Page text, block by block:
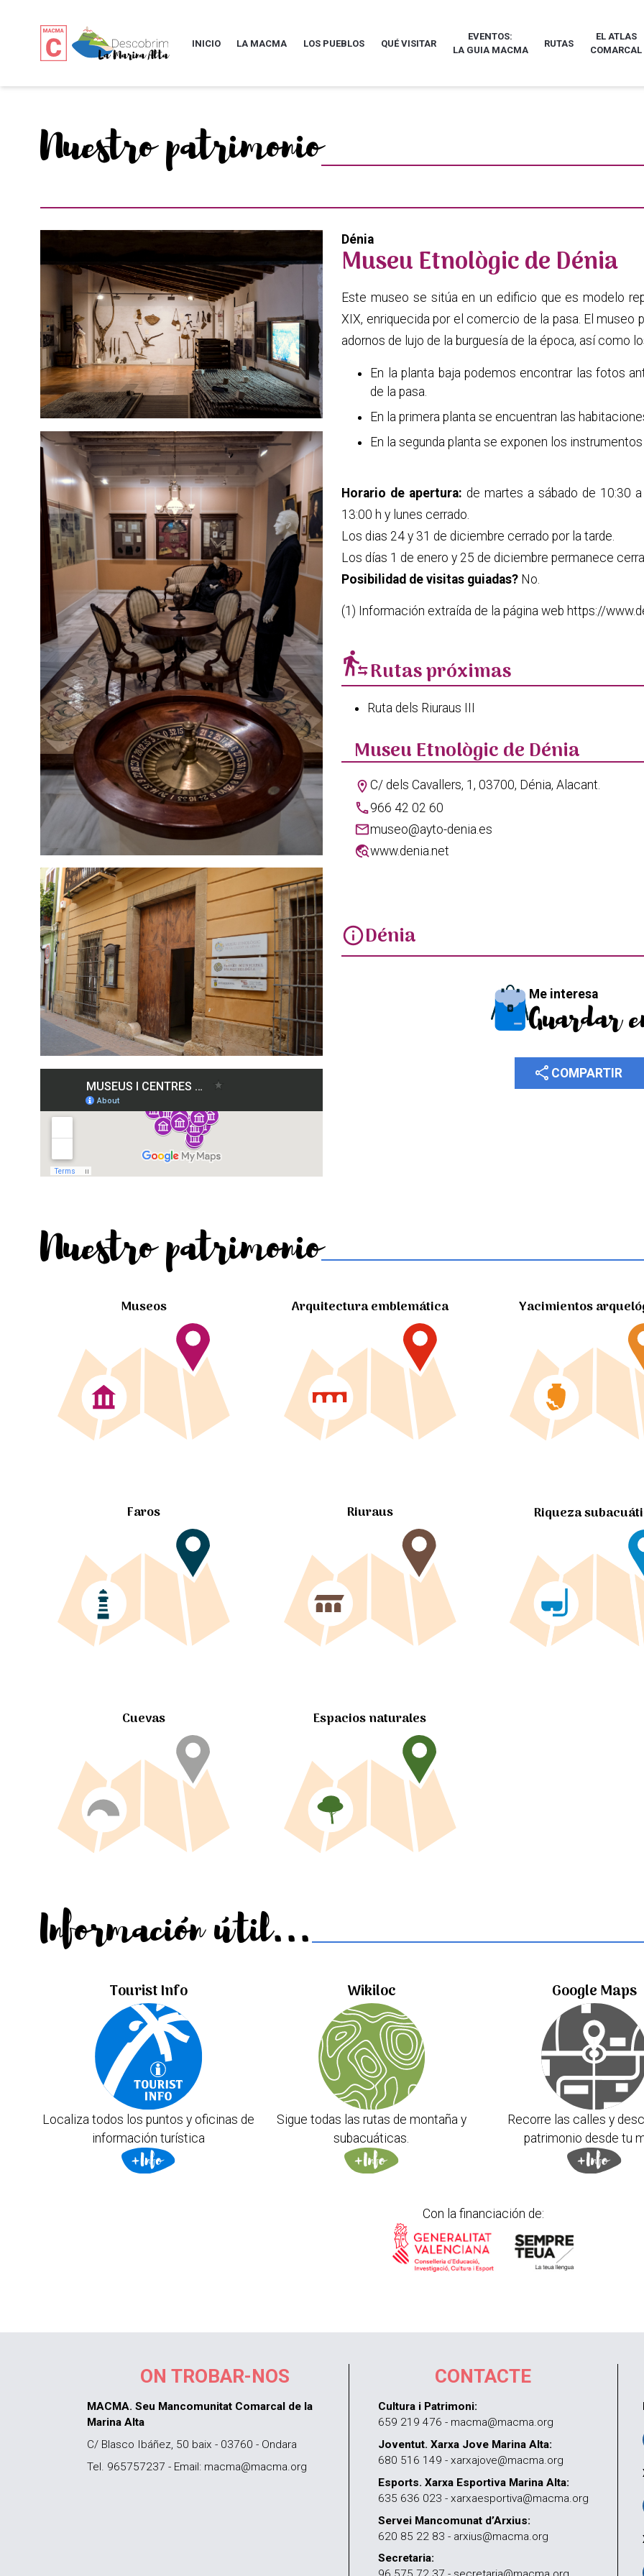
INICIO LA MACMA LOS PUEBLOS QUÉ VISITAR
EVENTOS:
LA GUIA MACMA
RUTAS
EL ATLAS
COMARCAL
Nuestro patrimonio
Dénia
Museu Etnològic de Dénia
Este museo se sitúa en un edificio que es modelo
XIX, enriquecida por el comercio de la pasa. El
adornos de lujo de la burguesía de la época, así como
En la planta baja podemos encontrar las fotos
de la pasa.
En la primera planta se encuentran las
En la segunda planta se exponen los
Horario de apertura: de martes a sábado de 10:30
13:00 h y lunes cerrado.
Los dias 24 y 31 de diciembre cerrado por la tarde.
Los días 1 de enero y 25 de diciembre permanece
Posibilidad de visitas guiadas? No.
(1) Información extraída de la página web https://
transfer_within_a_stationRutas próximas
Ruta dels Riuraus III
Museu Etnològic de Dénia
location_onC/ dels Cavallers, 1, 03700, Dénia, Alacant.
phone966 42 02 60
mailmuseo@ayto-denia.es
travel_explorewww.denia.net
infoDénia
Me interesa
Guardar
share COMPARTIR
Nuestro patrimonio
Museos Arquitectura emblemática Yacimientos
Faros Riuraus Riqueza
Cuevas Espacios naturales
Información útil...
Tourist Info
Localiza todos los puntos y oficinas de
información turística
Wikiloc
Sigue todas las rutas de montaña y
subacuáticas.
Google Maps
Recorre las calles y
patrimonio desde tu
Con la financiación de:
ON TROBAR-NOS
MACMA. Seu Mancomunitat Comarcal de la
Marina Alta
C/ Blasco Ibáñez, 50 baix - 03760 - Ondara
Tel. 965757237 - Email: macma@macma.org
CONTACTE
Cultura i Patrimoni:
659 219 476 - macma@macma.org
Joventut. Xarxa Jove Marina Alta:
680 516 149 - xarxajove@macma.org
Esports. Xarxa Esportiva Marina Alta:
635 636 023 - xarxaesportiva@macma.org
Servei Mancomunat d’Arxius:
620 85 22 83 - arxius@macma.org
Secretaria: